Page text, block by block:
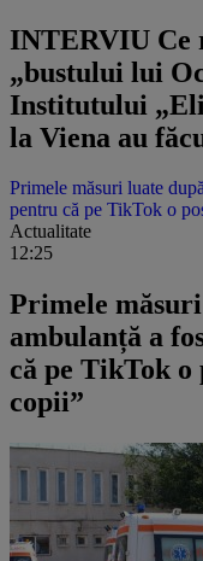
INTERVIU Ce
„bustului lui
Institutului
la Viena au
Primele măsuri luate
pentru că pe TikTok o
Actualitate
12:25
Primele
ambulanță a
că pe TikTok o
copii”